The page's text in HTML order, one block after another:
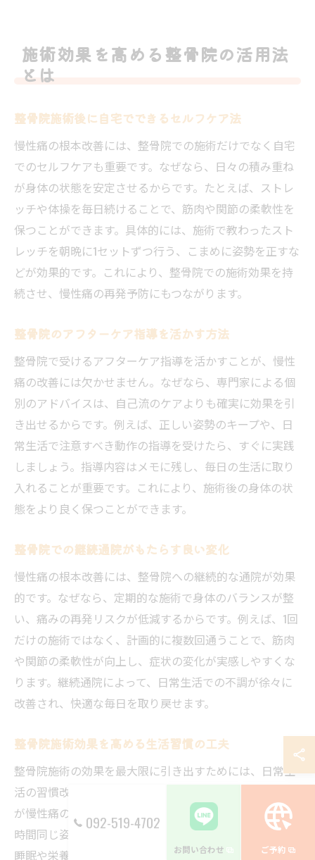
施術効果を高める整骨院の活用法
とは
整骨院施術後に自宅でできるセルフケア法
慢性痛の根本改善には、整骨院での施術だけでなく自宅
でのセルフケアも重要です。なぜなら、日々の積み重ね
が身体の状態を安定させるからです。たとえば、ストレ
ッチや体操を毎日続けることで、筋肉や関節の柔軟性を
保つことができます。具体的には、施術で教わったスト
レッチを朝晩に1セットずつ行う、こまめに姿勢を正すな
どが効果的です。これにより、整骨院での施術効果を持
続させ、慢性痛の再発予防にもつながります。
整骨院のアフターケア指導を活かす方法
整骨院で受けるアフターケア指導を活かすことが、慢性
痛の改善には欠かせません。なぜなら、専門家による個
別のアドバイスは、自己流のケアよりも確実に効果を引
き出せるからです。例えば、正しい姿勢のキープや、日
常生活で注意すべき動作の指導を受けたら、すぐに実践
しましょう。指導内容はメモに残し、毎日の生活に取り
入れることが重要です。これにより、施術後の身体の状
態をより良く保つことができます。
整骨院での継続通院がもたらす良い変化
慢性痛の根本改善には、整骨院への継続的な通院が効果
的です。なぜなら、定期的な施術で身体のバランスが整
い、痛みの再発リスクが低減するからです。例えば、1回
だけの施術ではなく、計画的に複数回通うことで、筋肉
や関節の柔軟性が向上し、症状の変化が実感しやすくな
ります。継続通院によって、日常生活での不調が徐々に
改善され、快適な毎日を取り戻せます。
整骨院施術効果を高める生活習慣の工夫
整骨院施術の効果を最大限に引き出すためには、日常生
活の習慣改善が不可欠です。なぜなら、生活習慣の乱れ
が慢性痛の原因となることが多いからです。例えば、長
時間同じ姿勢を避け、定期的に軽いストレッチを行う、
睡眠や栄養バランスを見直すといった工夫が大切です。
092-519-4702
お問い合わせ ご予約